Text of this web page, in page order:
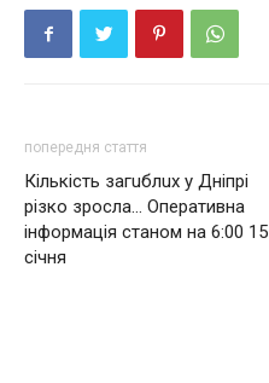
попередня стаття
Кількість загuблuх у Дніпрі
різко зросла… Оперативна
інформація станом на 6:00 15
січня